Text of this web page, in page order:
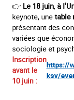
👉 Le 18 juin, à
keynote, une table
présentant des
variées que
sociologie et
Inscription
avant le
10 juin :
https://
ksv/